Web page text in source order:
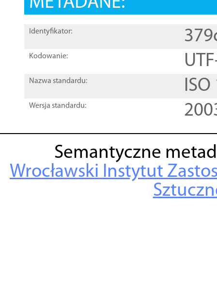
Identyfikator:
Kodowanie:
Nazwa standardu:
Wersja standardu:
Semantyczne
Wrocławski Instytut